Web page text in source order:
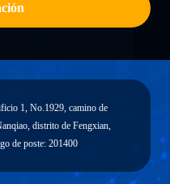
1, No.1929, camino de
distrito de Fengxian,
de poste: 201400